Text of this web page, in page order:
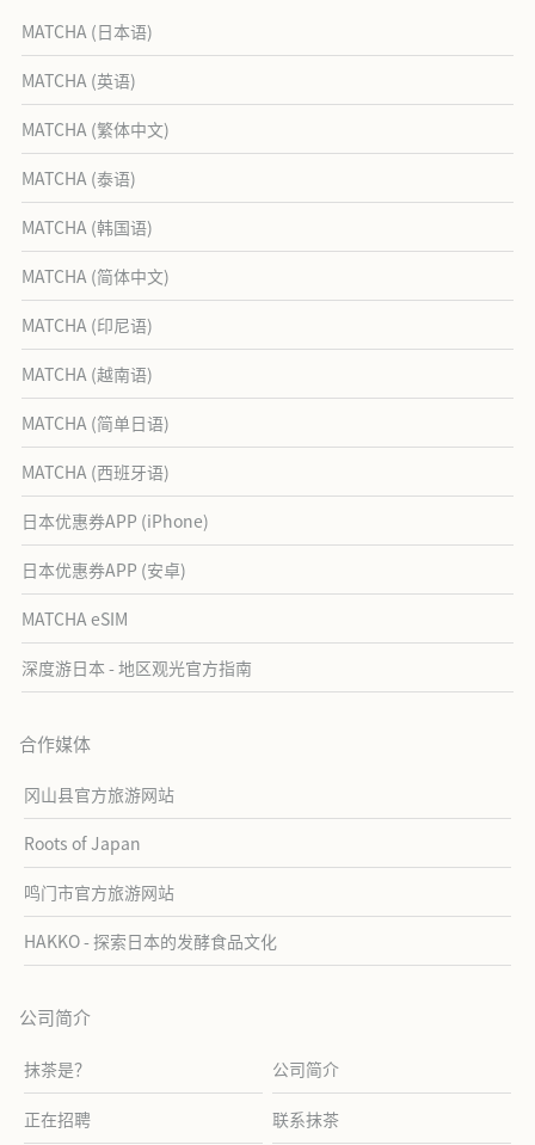
MATCHA (日本语)
MATCHA (英语)
MATCHA (繁体中文)
MATCHA (泰语)
MATCHA (韩国语)
MATCHA (简体中文)
MATCHA (印尼语)
MATCHA (越南语)
MATCHA (简单日语)
MATCHA (西班牙语)
日本优惠券APP (iPhone)
日本优惠券APP (安卓)
MATCHA eSIM
深度游日本 - 地区观光官方指南
合作媒体
冈山县官方旅游网站
Roots of Japan
鸣门市官方旅游网站
HAKKO - 探索日本的发酵食品文化
公司简介
抹茶是？ 公司简介
正在招聘 联系抹茶